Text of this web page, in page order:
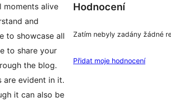
moments alive
and
to showcase all
to share your
the blog.
are evident in it.
it can also be
Hodnocení
Zatím nebyly zadány žádné
Přidat moje hodnocení